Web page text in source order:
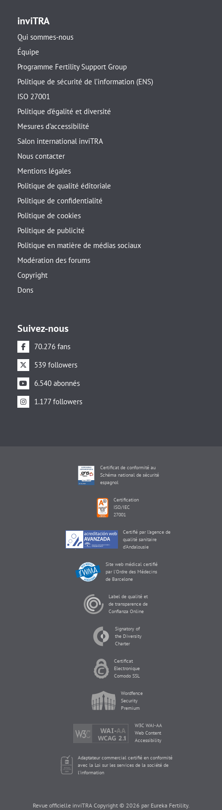
inviTRA
Qui sommes-nous
Équipe
Programme Fertility Support Group
Politique de sécurité de l’information (ENS)
ISO 27001
Politique d’égalité et diversité
Mesures d’accessibilité
Salon international inviTRA
Nous contacter
Mentions légales
Politique de qualité éditoriale
Politique de confidentialité
Politique de cookies
Politique de publicité
Politique en matière de médias sociaux
Modération des forums
Copyright
Dons
Suivez-nous
70.276 fans
539 followers
6.540 abonnés
1.177 followers
Certificat de conformité au
Schéma national de sécurité
espagnol
Certification
ISO/IEC
27001
Certifié par l'agence de
qualité sanitaire
d'Andalousie
Site web médical certifié
par l'Ordre des Médecins
de Barcelone
Label de qualité et
de transparence de
Confianza Online
Signatory of
the Diversity
Charter
Certificat
Electronique
Comodo SSL
Wordfence
Security
Premium
W3C WAI-AA
Web Content
Accessibility
Adaptateur commercial certifié en conformité
avec la Loi sur les services de la société de
l'information
Revue officielle inviTRA Copyright © 2026 par Eureka Fertility.